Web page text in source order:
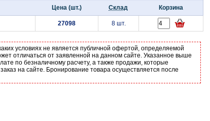
Цена (шт.) Склад Корзина
27098 8 шт.
условиях не является публичной офертой, определяемой
отличаться от заявленной на данном сайте. Указанное выше
по безналичному расчету, а также продажи, которые
на сайте. Бронирование товара осуществляется после